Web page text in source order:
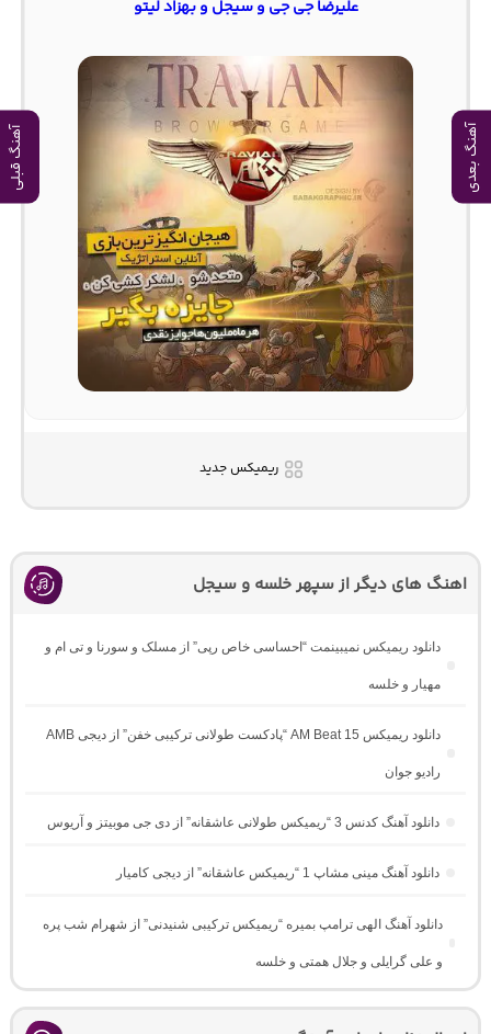
آهنگ بعدی آهنگ قبلی
علیرضا جی جی و سیجل و بهزاد لیتو
ریمیکس جدید
اهنگ های دیگر از سپهر خلسه و سیجل
دانلود ریمیکس نمیبینمت “احساسی خاص رپی” از مسلک و سورنا و تی ام و
مهیار و خلسه
دانلود ریمیکس AM Beat 15 “پادکست طولانی ترکیبی خفن” از دیجی AMB
رادیو جوان
دانلود آهنگ کدنس 3 “ریمیکس طولانی عاشقانه” از دی جی موبیتز و آریوس
دانلود آهنگ مینی مشاپ 1 “ریمیکس عاشقانه” از دیجی کامیار
دانلود آهنگ الهی ترامپ بمیره “ریمیکس ترکیبی شنیدنی” از شهرام شب پره
و علی گرایلی و جلال همتی و خلسه